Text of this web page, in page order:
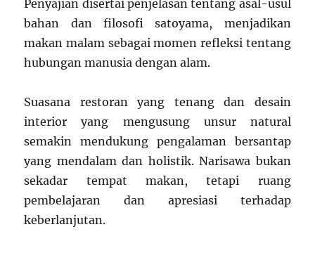
Penyajian disertai penjelasan tentang asal-usul
bahan dan filosofi satoyama, menjadikan
makan malam sebagai momen refleksi tentang
hubungan manusia dengan alam.
Suasana restoran yang tenang dan desain
interior yang mengusung unsur natural
semakin mendukung pengalaman bersantap
yang mendalam dan holistik. Narisawa bukan
sekadar tempat makan, tetapi ruang
pembelajaran dan apresiasi terhadap
keberlanjutan.